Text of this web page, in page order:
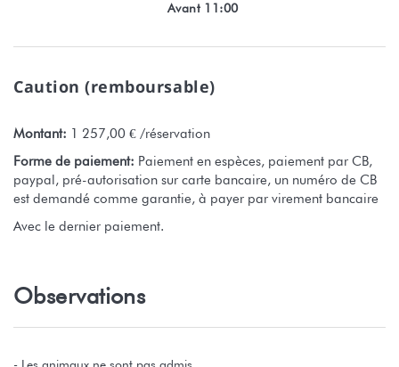
Avant 11:00
Caution (remboursable)
Montant: 1 257,00 € /réservation
Forme de paiement: Paiement en espèces, paiement par CB,
paypal, pré-autorisation sur carte bancaire, un numéro de CB
est demandé comme garantie, à payer par virement bancaire
Avec le dernier paiement.
Observations